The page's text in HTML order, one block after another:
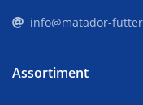
info@matador-
Assortiment